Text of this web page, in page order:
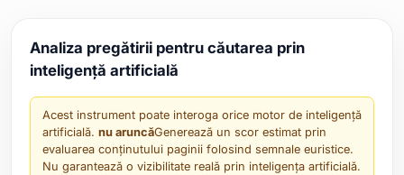
Analiza pregătirii pentru căutarea prin
inteligență artificială
Acest instrument poate interoga orice motor de inteligență
artificială. nu aruncăGenerează un scor estimat prin
evaluarea conținutului paginii folosind semnale euristice.
Nu garantează o vizibilitate reală prin inteligența artificială.